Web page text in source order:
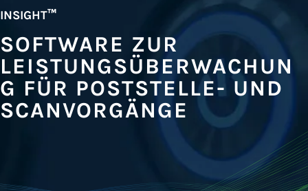
INSIGHT™
SOFTWARE ZUR
LEISTUNGSÜBERWACHUN
G FÜR POSTSTELLE- UND
SCANVORGÄNGE